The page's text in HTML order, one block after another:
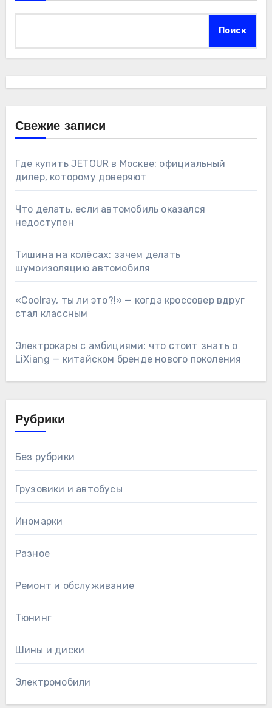
Поиск
Свежие записи
Где купить JETOUR в Москве: официальный
дилер, которому доверяют
Что делать, если автомобиль оказался
недоступен
Тишина на колёсах: зачем делать
шумоизоляцию автомобиля
«Coolray, ты ли это?!» — когда кроссовер вдруг
стал классным
Электрокары с амбициями: что стоит знать о
LiXiang — китайском бренде нового поколения
Рубрики
Без рубрики
Грузовики и автобусы
Иномарки
Разное
Ремонт и обслуживание
Тюнинг
Шины и диски
Электромобили